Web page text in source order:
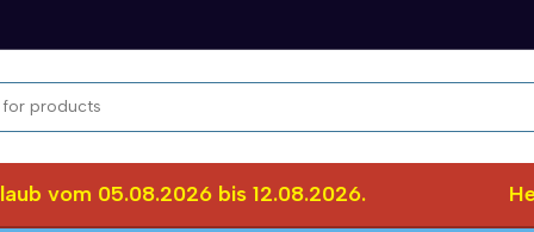
vom 05.08.2026 bis 12.08.2026.